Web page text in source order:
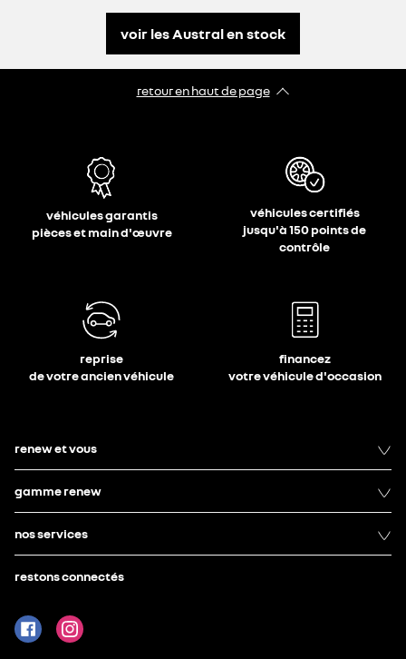
voir les Austral en stock
retour en haut de page​
véhicules garantis
pièces et main d'œuvre
véhicules certifiés
jusqu'à 150 points de
contrôle
reprise
de votre ancien véhicule
financez
votre véhicule d'occasion
renew et vous
gamme renew
nos services
restons connectés